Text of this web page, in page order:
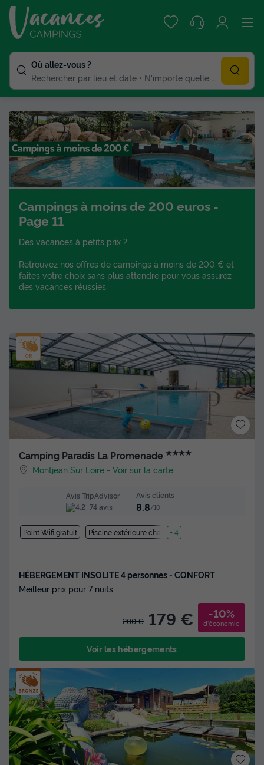
Où allez-vous ?
Rechercher par lieu et date
N'importe quelle duree
Campings à moins de 200 euros -
Page 11
Des vacances à petits prix ?
Retrouvez nos offres de campings à moins de 200 € et
faites votre choix sans plus attendre pour vous assurez
des vacances réussies.
Camping Paradis La Promenade ★★★★
Montjean Sur Loire -Voir sur la carte
Avis TripAdvisor
74 avis
Avis clients
8.8/10
Point Wifi gratuit Piscine extérieure chauffée
+ 4
HÉBERGEMENT INSOLITE 4 personnes - CONFORT
Meilleur prix pour 7 nuits
200 € 179 € -10%
d'économie
Voir les hébergements